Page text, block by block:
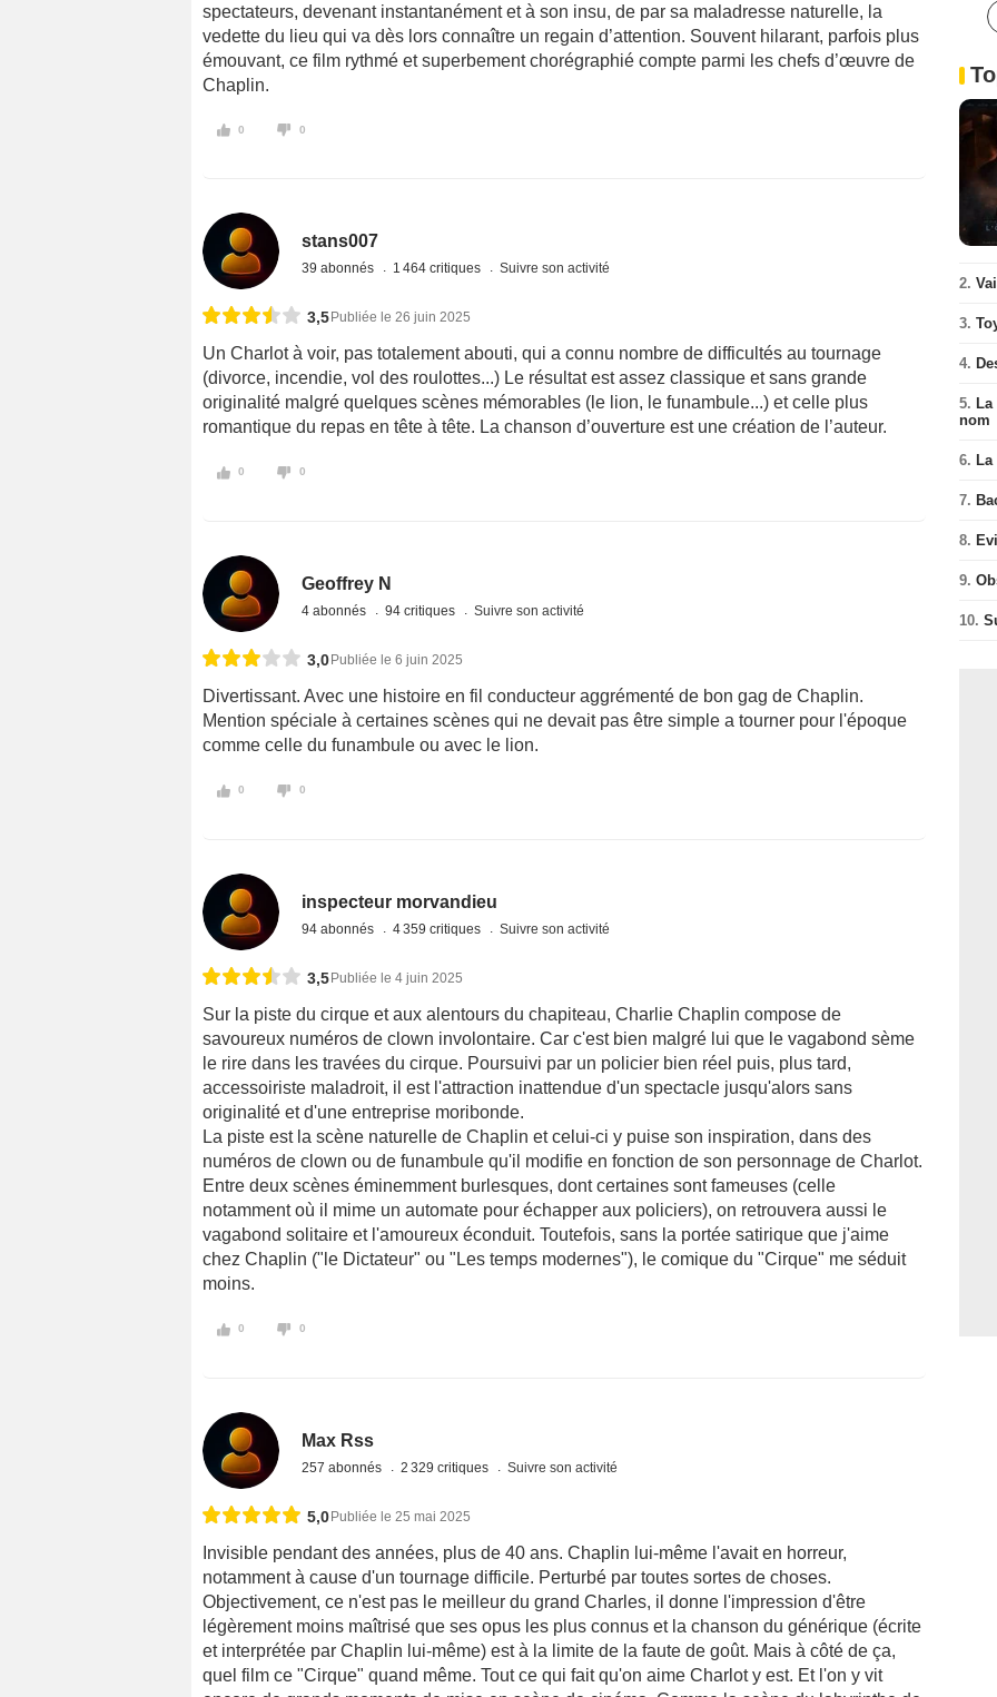
spectateurs, devenant instantanément et à son insu, de par sa maladresse naturelle, la
vedette du lieu qui va dès lors connaître un regain d’attention. Souvent hilarant, parfois plus
émouvant, ce film rythmé et superbement chorégraphié compte parmi les chefs d’œuvre de
Chaplin.
0 0
stans007
39 abonnés 1 464 critiques Suivre son activité
3,5 Publiée le 26 juin 2025
Un Charlot à voir, pas totalement abouti, qui a connu nombre de difficultés au tournage
(divorce, incendie, vol des roulottes...) Le résultat est assez classique et sans grande
originalité malgré quelques scènes mémorables (le lion, le funambule...) et celle plus
romantique du repas en tête à tête. La chanson d’ouverture est une création de l’auteur.
0 0
Geoffrey N
4 abonnés 94 critiques Suivre son activité
3,0 Publiée le 6 juin 2025
Divertissant. Avec une histoire en fil conducteur aggrémenté de bon gag de Chaplin.
Mention spéciale à certaines scènes qui ne devait pas être simple a tourner pour l'époque
comme celle du funambule ou avec le lion.
0 0
inspecteur morvandieu
94 abonnés 4 359 critiques Suivre son activité
3,5 Publiée le 4 juin 2025
Sur la piste du cirque et aux alentours du chapiteau, Charlie Chaplin compose de
savoureux numéros de clown involontaire. Car c'est bien malgré lui que le vagabond sème
le rire dans les travées du cirque. Poursuivi par un policier bien réel puis, plus tard,
accessoiriste maladroit, il est l'attraction inattendue d'un spectacle jusqu'alors sans
originalité et d'une entreprise moribonde.
La piste est la scène naturelle de Chaplin et celui-ci y puise son inspiration, dans des
numéros de clown ou de funambule qu'il modifie en fonction de son personnage de Charlot.
Entre deux scènes éminemment burlesques, dont certaines sont fameuses (celle
notamment où il mime un automate pour échapper aux policiers), on retrouvera aussi le
vagabond solitaire et l'amoureux éconduit. Toutefois, sans la portée satirique que j'aime
chez Chaplin ("le Dictateur" ou "Les temps modernes"), le comique du "Cirque" me séduit
moins.
0 0
Max Rss
257 abonnés 2 329 critiques Suivre son activité
5,0 Publiée le 25 mai 2025
Invisible pendant des années, plus de 40 ans. Chaplin lui-même l'avait en horreur,
notamment à cause d'un tournage difficile. Perturbé par toutes sortes de choses.
Objectivement, ce n'est pas le meilleur du grand Charles, il donne l'impression d'être
légèrement moins maîtrisé que ses opus les plus connus et la chanson du générique (écrite
et interprétée par Chaplin lui-même) est à la limite de la faute de goût. Mais à côté de ça,
quel film ce "Cirque" quand même. Tout ce qui fait qu'on aime Charlot y est. Et l'on y vit
2.
3.
4.
5.
nom
6.
7.
8.
9.
10.